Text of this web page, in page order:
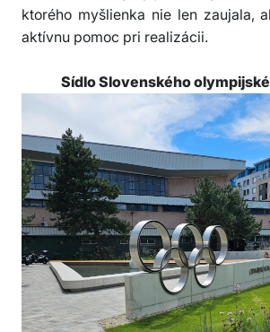
ktorého myšlienka nie len zaujala,
aktívnu pomoc pri realizácii.
Sídlo Slovenského